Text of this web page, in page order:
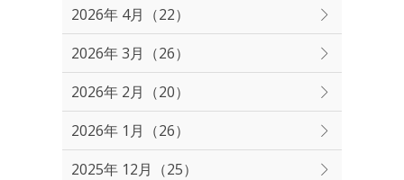
2026年 4月（22）
2026年 3月（26）
2026年 2月（20）
2026年 1月（26）
2025年 12月（25）